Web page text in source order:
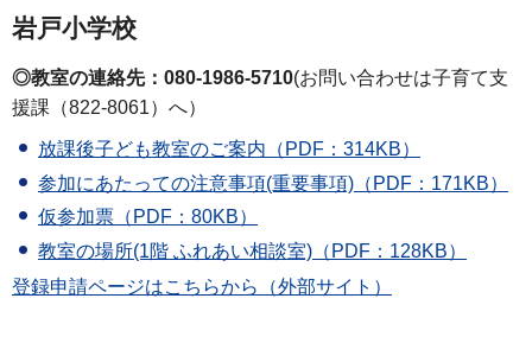
岩戸小学校
◎教室の連絡先：080-1986-5710(お問い合わせは子育て支
援課（822-8061）へ）
放課後子ども教室のご案内（PDF：314KB）
参加にあたっての注意事項(重要事項)（PDF：171KB）
仮参加票（PDF：80KB）
教室の場所(1階 ふれあい相談室)（PDF：128KB）
登録申請ページはこちらから（外部サイト）